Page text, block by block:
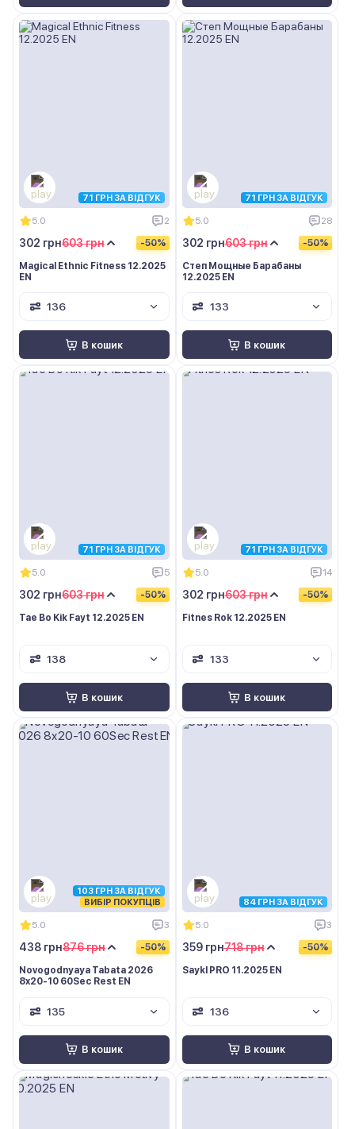
71 ГРН ЗА ВІДГУК
5.0 2
603 грн
302 грн -50%
Magical Ethnic Fitness 12.2025
EN
136
В кошик
71 ГРН ЗА ВІДГУК
5.0 28
603 грн
302 грн -50%
Степ Мощные Барабаны
12.2025 EN
133
В кошик
71 ГРН ЗА ВІДГУК
5.0 5
603 грн
302 грн -50%
Tae Bo Kik Fayt 12.2025 EN
138
В кошик
71 ГРН ЗА ВІДГУК
5.0 14
603 грн
302 грн -50%
Fitnes Rok 12.2025 EN
133
В кошик
103 ГРН ЗА ВІДГУК
ВИБІР ПОКУПЦІВ
5.0 3
876 грн
438 грн -50%
Novogodnyaya Tabata 2026
8x20-10 60Sec Rest EN
135
В кошик
84 ГРН ЗА ВІДГУК
5.0 3
718 грн
359 грн -50%
Saykl PRO 11.2025 EN
136
В кошик